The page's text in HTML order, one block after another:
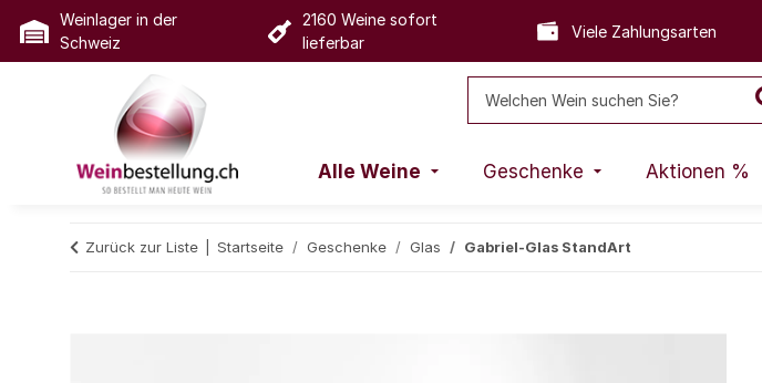
Weinlager in der
Schweiz
2160 Weine sofort
lieferbar
Viele Zahlungsarten
Alle Weine Geschenke Aktionen %
Zurück zur Liste Startseite Geschenke Glas Gabriel-Glas StandArt